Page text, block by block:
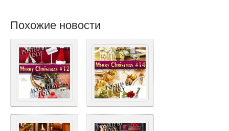
Похожие новости